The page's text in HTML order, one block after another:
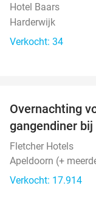
Hotel Baars
Harderwijk
Verkocht: 34
Overnachting
gangendiner
Fletcher Hotels
Apeldoorn (+
Verkocht: 17.914